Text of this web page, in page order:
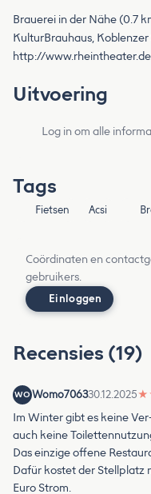
Brauerei in der Nähe (0.7
KulturBrauhaus,
http://
Uitvoering
Log in om alle
Tags
Fietsen Acsi
Coördinaten en
gebruikers.
Einloggen
Recensies (19)
WO Womo706330.12.2025★
Im Winter gibt es keine
auch keine
Das einzige offene
Dafür kostet der Stellplatz
Euro Strom.